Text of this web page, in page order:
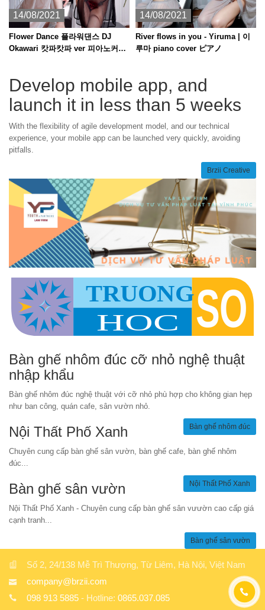
14/08/2021
Flower Dance 플라워댄스 DJ
Okawari 캇파캇파 ver 피아노커버
14/08/2021
River flows in you - Yiruma | 이
루마 piano cover ピアノ
Develop mobile app, and
launch it in less than 5 weeks
With the flexibility of agile development model, and our technical
experience, your mobile app can be launched very quickly, avoiding
pitfalls.
Brzii Creative
Bàn ghế nhôm đúc cỡ nhỏ nghệ thuật
nhập khẩu
Bàn ghế nhôm đúc nghệ thuật với cỡ nhỏ phù hợp cho không gian hẹp
như ban công, quán cafe, sân vườn nhỏ.
Bàn ghế nhôm đúc
Nội Thất Phố Xanh
Chuyên cung cấp bàn ghế sân vườn, bàn ghế cafe, bàn ghế nhôm
đúc...
Nội Thất Phố Xanh
Bàn ghế sân vườn
Nội Thất Phố Xanh - Chuyên cung cấp bàn ghế sân vưườn cao cấp giá
cạnh tranh...
Bàn ghế sân vườn
Số 2, 24/138 Mễ Trì Thượng, Từ Liêm, Hà Nội, Việt Nam
company@brzii.com
098 913 5885 - Hotline: 0865.037.085